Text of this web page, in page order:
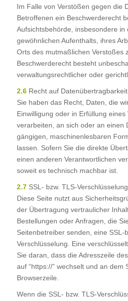
Im Falle von Verstößen gegen die
Betroffenen ein Beschwerderecht
Aufsichtsbehörde, insbesondere in
gewöhnlichen Aufenthalts, ihres
Orts des mutmaßlichen Verstoßes
Beschwerderecht besteht
verwaltungsrechtlicher oder
2.6 Recht auf Datenübertragbarkeit
Sie haben das Recht, Daten, die
Einwilligung oder in Erfüllung
verarbeiten, an sich oder an einen
gängigen, maschinenlesbaren
lassen. Sofern Sie die direkte
einen anderen Verantwortlichen
soweit es technisch machbar ist.
2.7 SSL- bzw. TLS-Verschlüsselung
Diese Seite nutzt aus
der Übertragung vertraulicher
Bestellungen oder Anfragen, die
Seitenbetreiber senden, eine SSL-
Verschlüsselung. Eine
Sie daran, dass die Adresszeile
auf “https://” wechselt und an dem
Browserzeile.
Wenn die SSL- bzw. TLS-